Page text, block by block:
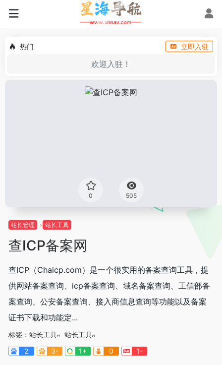
热门 立即入驻
欢迎入驻！
0 505
站长管理 站长工具
查ICP备案网
查ICP（Chaicp.com）是一个很实用的备案查询工具，提
供网站备案查询、icp备案查询、域名备案查询、工信部备
案查询、公安备案查询、接入商信息查询等功能以及备案
证书下载和功能定...
标签： 站长工具
站长工具
2
3- 1+ 0 1-